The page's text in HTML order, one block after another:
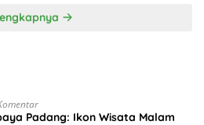
Padang: Ikon Wisata Malam